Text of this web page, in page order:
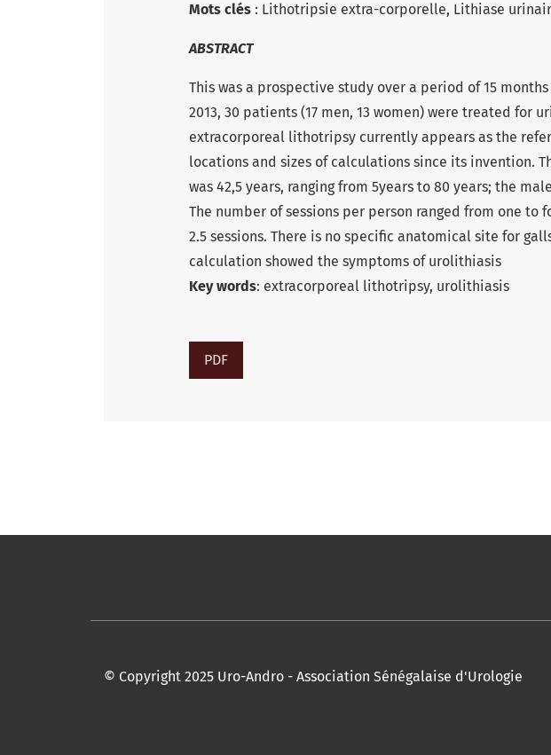
Mots clés : Lithotripsie extra-corporelle, Lithiase
ABSTRACT
This was a prospective study over a period of 15 months
2013, 30 patients (17 men, 13 women) were treated for
extracorporeal lithotripsy currently appears as the
locations and sizes of calculations since its invention.
was 42,5 years, ranging from 5years to 80 years; the
The number of sessions per person ranged from one to
2.5 sessions. There is no specific anatomical site for
calculation showed the symptoms of urolithiasis
Key words: extracorporeal lithotripsy, urolithiasis
PDF
© Copyright 2025 Uro-Andro - Association Sénégalaise d'Urologie